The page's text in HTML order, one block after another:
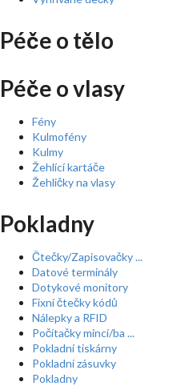
Péče o tělo
Péče o vlasy
Fény
Kulmofény
Kulmy
Žehlící kartáče
Žehličky na vlasy
Pokladny
Čtečky/Zapisovačky ...
Datové terminály
Dotykové monitory
Fixní čtečky kódů
Nálepky a RFID
Počítačky mincí/ba ...
Pokladní tiskárny
Pokladní zásuvky
Pokladny